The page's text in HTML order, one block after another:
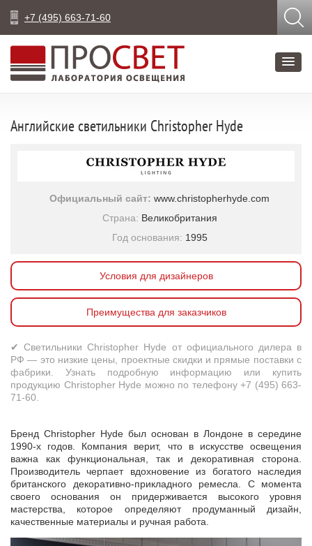
+7 (495) 663-71-60
Английские светильники Christopher Hyde
Официальный сайт: www.christopherhyde.com
Страна: Великобритания
Год основания: 1995
Условия для дизайнеров
Преимущества для заказчиков
✔ Светильники Christopher Hyde от официального дилера в
РФ — это низкие цены, проектные скидки и прямые поставки с
фабрики. Узнать подробную информацию или купить
продукцию Christopher Hyde можно по телефону +7 (495) 663-
71-60.
Бренд Christopher Hyde был основан в Лондоне в середине
1990-х годов. Компания верит, что в искусстве освещения
важна как функциональная, так и декоративная сторона.
Производитель черпает вдохновение из богатого наследия
британского декоративно-прикладного ремесла. С момента
своего основания он придерживается высокого уровня
мастерства, которое определяют продуманный дизайн,
качественные материалы и ручная работа.